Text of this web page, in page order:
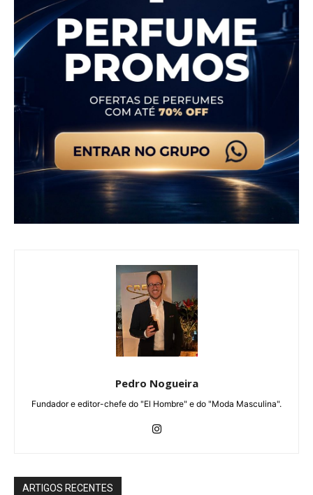
Pedro Nogueira
Fundador e editor-chefe do "El Hombre" e do "Moda Masculina".
ARTIGOS RECENTES